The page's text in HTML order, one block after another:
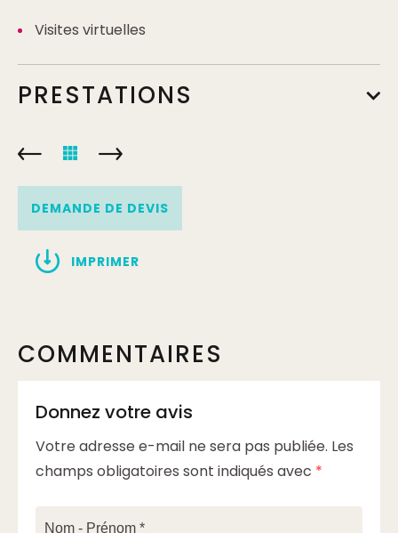
Visites virtuelles
PRESTATIONS
DEMANDE DE DEVIS
IMPRIMER
COMMENTAIRES
Donnez votre avis
Votre adresse e-mail ne sera pas publiée. Les
champs obligatoires sont indiqués avec *